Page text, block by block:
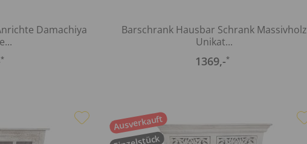
Damachiya
*
Barschrank Hausbar Schrank Massivholz
Unikat...
1369,-*
Ausverkauft